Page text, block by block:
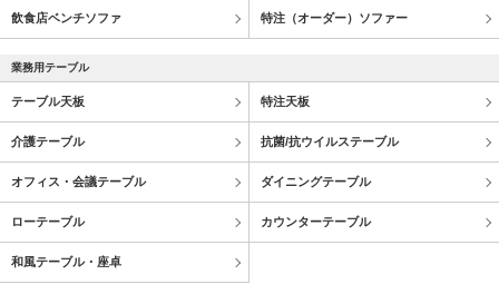
飲食店ベンチソファ 特注（オーダー）ソファー
業務用テーブル
テーブル天板 特注天板
介護テーブル 抗菌/抗ウイルステーブル
オフィス・会議テーブル ダイニングテーブル
ローテーブル カウンターテーブル
和風テーブル・座卓